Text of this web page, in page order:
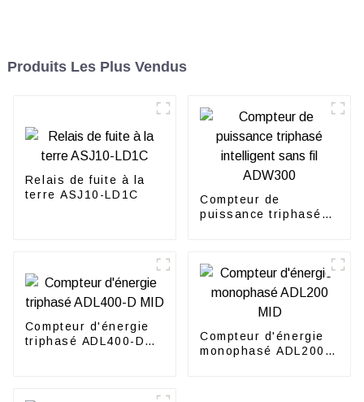
Produits Les Plus Vendus
Relais de fuite à la
terre ASJ10-LD1C
Compteur de
puissance triphasé
Compteur d'énergie
triphasé ADL400-D
Compteur d'énergie
monophasé ADL200